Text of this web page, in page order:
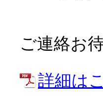
ご連絡お
詳細は